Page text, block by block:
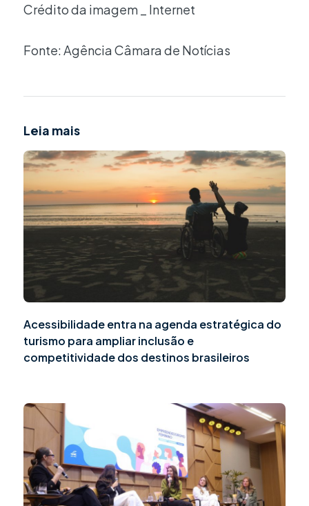
Crédito da imagem _ Internet
Fonte: Agência Câmara de Notícias
Leia mais
Acessibilidade entra na agenda estratégica do
turismo para ampliar inclusão e
competitividade dos destinos brasileiros